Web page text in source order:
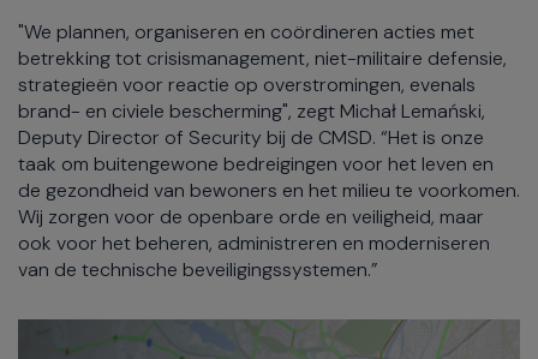
"We plannen, organiseren en coördineren acties met
betrekking tot crisismanagement, niet-militaire defensie,
strategieën voor reactie op overstromingen, evenals
brand- en civiele bescherming", zegt Michał Lemański,
Deputy Director of Security bij de CMSD. “Het is onze
taak om buitengewone bedreigingen voor het leven en
de gezondheid van bewoners en het milieu te voorkomen.
Wij zorgen voor de openbare orde en veiligheid, maar
ook voor het beheren, administreren en moderniseren
van de technische beveiligingssystemen.”